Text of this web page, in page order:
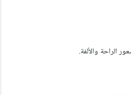
الراحة والألفة.